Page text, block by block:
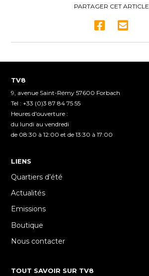
PARTAGER CET ARTICLE
TV8
9, avenue Saint-Rémy 57600 Forbach
Tel : +33 (0)3 87 84 75 55
Heures d'ouverture :
du lundi au vendredi
de 08:30 à 12:00 et de 13:30 à 17:00
LIENS
Quartiers d’été
Actualités
Emissions
Boutique
Nous contacter
TOUT SAVOIR SUR TV8